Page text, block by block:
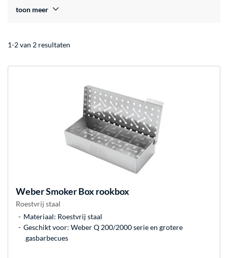
toon meer
1-2 van 2 resultaten
WeberSmoker Box rookbox
Roestvrij staal
Materiaal: Roestvrij staal
Geschikt voor: Weber Q 200/2000 serie en grotere
gasbarbecues